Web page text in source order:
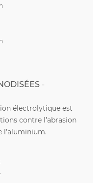
électrolytique est
contre l’abrasion
l’aluminium.